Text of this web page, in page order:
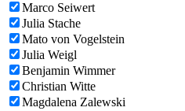
Marco Seiwert
Julia Stache
Mato von Vogelstein
Julia Weigl
Benjamin Wimmer
Christian Witte
Magdalena Zalewski